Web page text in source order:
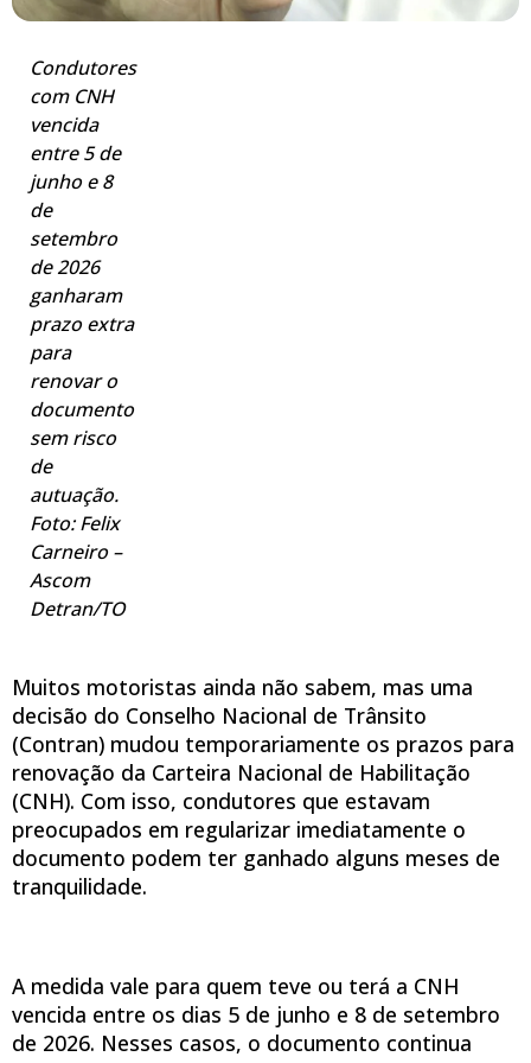
Condutores
com CNH
vencida
entre 5 de
junho e 8
de
setembro
de 2026
ganharam
prazo extra
para
renovar o
documento
sem risco
de
autuação.
Foto: Felix
Carneiro –
Ascom
Detran/TO
Muitos motoristas ainda não sabem, mas uma
decisão do Conselho Nacional de Trânsito
(Contran) mudou temporariamente os prazos para
renovação da Carteira Nacional de Habilitação
(CNH). Com isso, condutores que estavam
preocupados em regularizar imediatamente o
documento podem ter ganhado alguns meses de
tranquilidade.
A medida vale para quem teve ou terá a CNH
vencida entre os dias 5 de junho e 8 de setembro
de 2026. Nesses casos, o documento continua